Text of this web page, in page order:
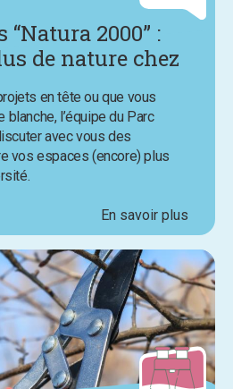
2000” :
de nature chez
en tête ou que vous
blanche, l’équipe du Parc
avec vous des
vos espaces (encore) plus
En savoir plus